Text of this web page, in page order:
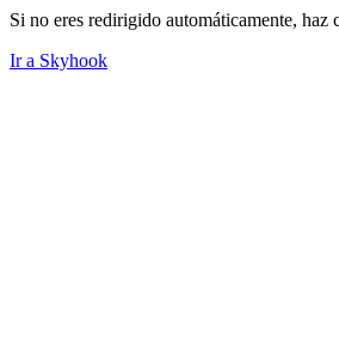
Si no eres redirigido automáticamente, haz
Ir a Skyhook